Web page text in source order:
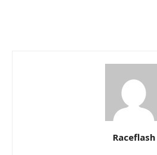
Raceflash